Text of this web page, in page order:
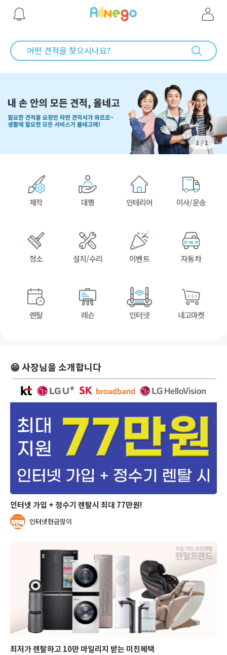
1/1
제작 대행 인테리어 이사/운송
청소 설치/수리 이벤트 자동차
렌탈 레슨 인터넷 네고마켓
😁 사장님을 소개합니다
인터넷 가입 + 정수기 렌탈시 최대 77만원!
인터넷현금많이
최저가 렌탈하고 10만 마일리지 받는 미친혜택